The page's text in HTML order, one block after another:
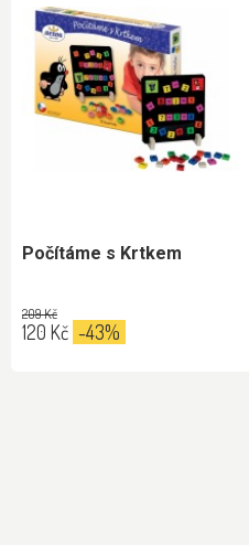
Počítáme s Krtkem
209 Kč
120 Kč -43%